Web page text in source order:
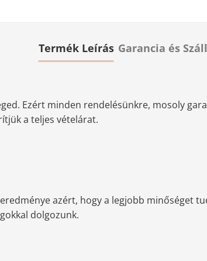
Termék Leírás Garancia és
Ezért minden rendelésünkre, mosoly
a teljes vételárat.
azért, hogy a legjobb minőséget
dolgozunk.